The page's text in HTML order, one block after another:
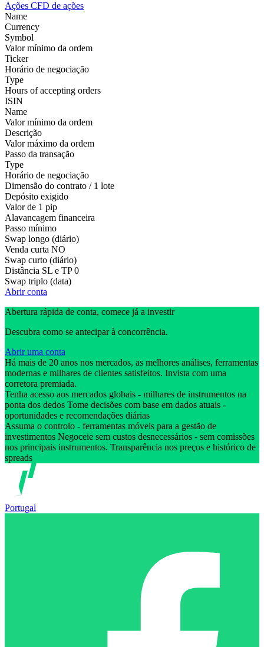
Ações CFD de ações
Name
Currency
Symbol
Valor mínimo da ordem
Ticker
Horário de negociação
Type
Hours of accepting orders
ISIN
Name
Valor mínimo da ordem
Descrição
Valor máximo da ordem
Passo da transação
Type
Horário de negociação
Dimensão do contrato / 1 lote
Depósito exigido
Valor de 1 pip
Alavancagem financeira
Passo mínimo
Swap longo (diário)
Venda curta NO
Swap curto (diário)
Distância SL e TP 0
Swap triplo (data)
Abrir conta
Abertura rápida de conta, comece já a investir
Descubra como se antecipar à concorrência.
Abrir uma conta
Há mais de 20 anos nos mercados, as melhores análises, ferramentas
modernas e milhares de clientes satisfeitos. Invista com uma
corretora premiada.
Tenha acesso aos mercados globais - milhares de instrumentos na
ponta dos dedos Tome decisões com base em dados atuais -
oportunidades e recomendações diárias
Assuma o controlo - ferramentas móveis para a gestão de
investimentos Negoceie sem custos desnecessários - sem comissões
nos principais instrumentos. Transparência nos preços e histórico de
spreads
Portugal